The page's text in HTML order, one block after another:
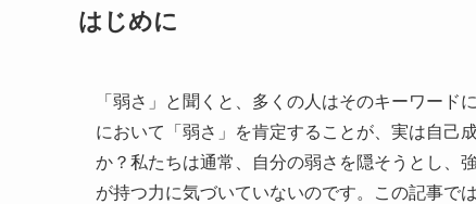
はじめに
「弱さ」と聞くと、多くの人はそのキーワー
において「弱さ」を肯定することが、実は自己
か？私たちは通常、自分の弱さを隠そうとし、
が持つ力に気づいていないのです。この記事で